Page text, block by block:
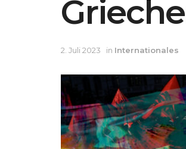
2. Juli 2023 in Internationales